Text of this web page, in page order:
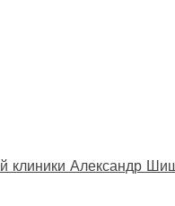
клиники Александр